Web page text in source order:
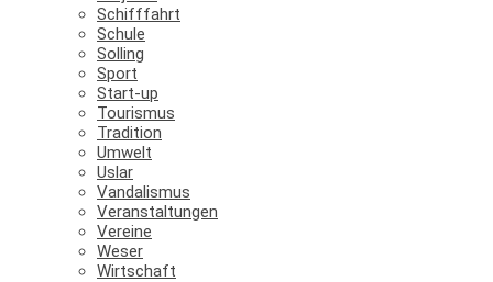
Schifffahrt
Schule
Solling
Sport
Start-up
Tourismus
Tradition
Umwelt
Uslar
Vandalismus
Veranstaltungen
Vereine
Weser
Wirtschaft